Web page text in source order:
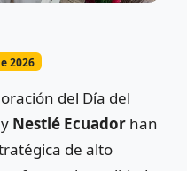
2026
del Día del
y Nestlé Ecuador han
de alto